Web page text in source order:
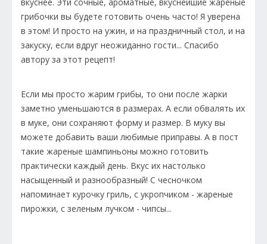
грибочки вы будете готовить очень часто! Я уверена
в этом! И просто на ужин, и на праздничный стол, и на
закуску, если вдруг неожиданно гости... Спасибо
автору за этот рецепт!
Если мы просто жарим грибы, то они после жарки
заметно уменьшаются в размерах. А если обвалять их
в муке, они сохраняют форму и размер. В муку вы
можете добавить ваши любимые приправы. А в пост
такие жареные шампиньоны можно готовить
практически каждый день. Вкус их настолько
насыщенный и разнообразный! С чесночком
напоминает курочку гриль, с укропчиком - жареные
пирожки, с зеленым лучком - чипсы...